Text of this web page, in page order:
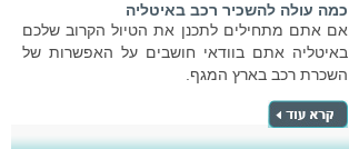
כמה עולה להשכיר רכב באיטליה
אם אתם מתחילים לתכנן את הטיול הקרוב שלכם
באיטליה אתם בוודאי חושבים על האפשרות של
השכרת רכב בארץ המגף.